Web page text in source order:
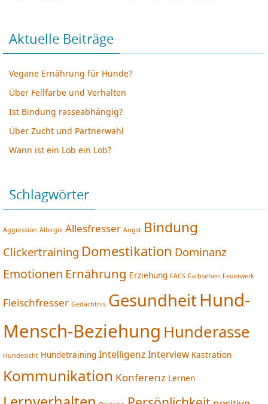
Aktuelle Beiträge
Vegane Ernährung für Hunde?
Über Fellfarbe und Verhalten
Ist Bindung rasseabhängig?
Über Zucht und Partnerwahl
Wann ist ein Lob ein Lob?
Schlagwörter
Aggression Allergie Allesfresser Angst Bindung
Clickertraining Domestikation Dominanz
Emotionen Ernährung Erziehung FACS Farbsehen Feuerwerk
Fleischfresser Gedächtnis GesundheitHund-
Mensch-Beziehung Hunderasse
Hundesicht Hundetraining IntelligenzInterview Kastration
Kommunikation Konferenz Lernen